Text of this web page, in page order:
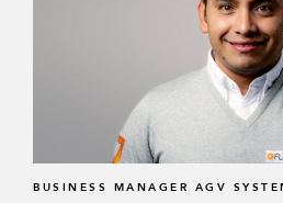
BUSINESS MANAGER AGV